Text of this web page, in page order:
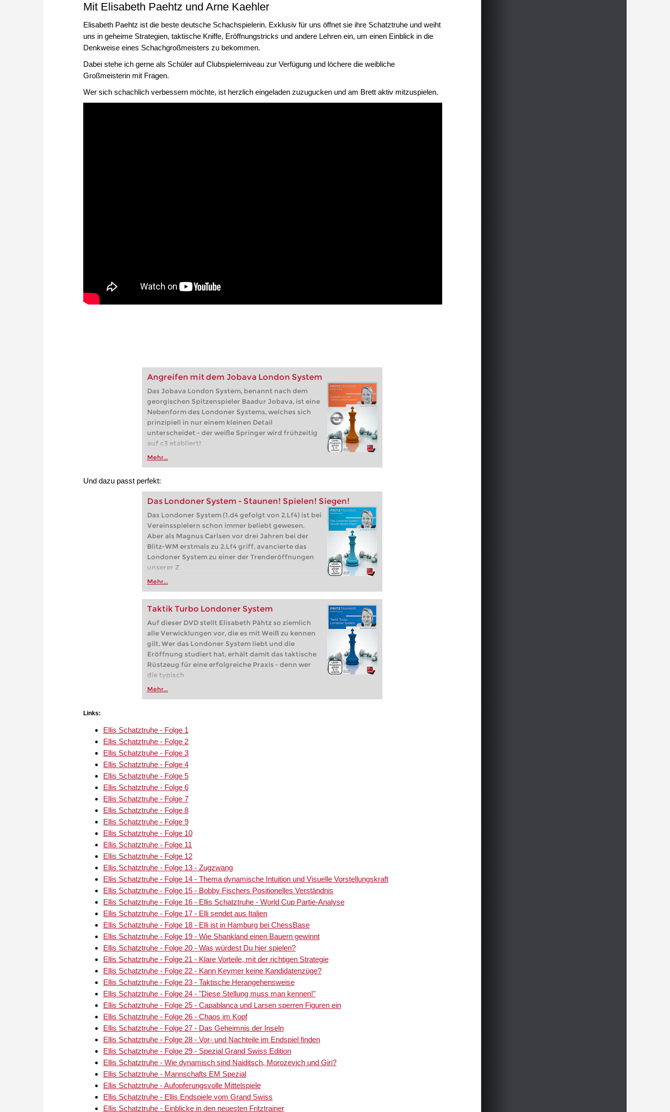
Mit Elisabeth Paehtz und Arne Kaehler
Elisabeth Paehtz ist die beste deutsche Schachspielerin. Exklusiv für uns öffnet sie ihre Schatztruhe und weiht
uns in geheime Strategien, taktische Kniffe, Eröffnungstricks und andere Lehren ein, um einen Einblick in die
Denkweise eines Schachgroßmeisters zu bekommen.
Dabei stehe ich gerne als Schüler auf Clubspielerniveau zur Verfügung und löchere die weibliche
Großmeisterin mit Fragen.
Wer sich schachlich verbessern möchte, ist herzlich eingeladen zuzugucken und am Brett aktiv mitzuspielen.
Angreifen mit dem Jobava London System
Das Jobava London System, benannt nach dem
georgischen Spitzenspieler Baadur Jobava, ist eine
Nebenform des Londoner Systems, welches sich
prinzipiell in nur einem kleinen Detail
unterscheidet - der weiße Springer wird frühzeitig
auf c3 etabliert!
Mehr...
Und dazu passt perfekt:
Das Londoner System - Staunen! Spielen! Siegen!
Das Londoner System (1.d4 gefolgt von 2.Lf4) ist bei
Vereinsspielern schon immer beliebt gewesen.
Aber als Magnus Carlsen vor drei Jahren bei der
Blitz-WM erstmals zu 2.Lf4 griff, avancierte das
Londoner System zu einer der Trenderöffnungen
unserer Z
Mehr...
Taktik Turbo Londoner System
Auf dieser DVD stellt Elisabeth Pähtz so ziemlich
alle Verwicklungen vor, die es mit Weiß zu kennen
gilt. Wer das Londoner System liebt und die
Eröffnung studiert hat, erhält damit das taktische
Rüstzeug für eine erfolgreiche Praxis - denn wer
die typisch
Mehr...
Links:
Ellis Schatztruhe - Folge 1
Ellis Schatztruhe - Folge 2
Ellis Schatztruhe - Folge 3
Ellis Schatztruhe - Folge 4
Ellis Schatztruhe - Folge 5
Ellis Schatztruhe - Folge 6
Ellis Schatztruhe - Folge 7
Ellis Schatztruhe - Folge 8
Ellis Schatztruhe - Folge 9
Ellis Schatztruhe - Folge 10
Ellis Schatztruhe - Folge 11
Ellis Schatztruhe - Folge 12
Ellis Schatztruhe - Folge 13 - Zugzwang
Ellis Schatztruhe - Folge 14 - Thema dynamische Intuition und Visuelle Vorstellungskraft
Ellis Schatztruhe - Folge 15 - Bobby Fischers Positionelles Verständnis
Ellis Schatztruhe - Folge 16 - Ellis Schatztruhe - World Cup Partie-Analyse
Ellis Schatztruhe - Folge 17 - Elli sendet aus Italien
Ellis Schatztruhe - Folge 18 - Elli ist in Hamburg bei ChessBase
Ellis Schatztruhe - Folge 19 - Wie Shankland einen Bauern gewinnt
Ellis Schatztruhe - Folge 20 - Was würdest Du hier spielen?
Ellis Schatztruhe - Folge 21 - Klare Vorteile, mit der richtigen Strategie
Ellis Schatztruhe - Folge 22 - Kann Keymer keine Kandidatenzüge?
Ellis Schatztruhe - Folge 23 - Taktische Herangehensweise
Ellis Schatztruhe - Folge 24 - "Diese Stellung muss man kennen!"
Ellis Schatztruhe - Folge 25 - Capablanca und Larsen sperren Figuren ein
Ellis Schatztruhe - Folge 26 - Chaos im Kopf
Ellis Schatztruhe - Folge 27 - Das Geheimnis der Inseln
Ellis Schatztruhe - Folge 28 - Vor- und Nachteile im Endspiel finden
Ellis Schatztruhe - Folge 29 - Spezial Grand Swiss Edition
Ellis Schatztruhe - Wie dynamisch sind Naiditsch, Morozevich und Giri?
Ellis Schatztruhe - Mannschafts EM Spezial
Ellis Schatztruhe - Aufopferungsvolle Mittelspiele
Ellis Schatztruhe - Ellis Endspiele vom Grand Swiss
Ellis Schatztruhe - Einblicke in den neuesten Fritztrainer